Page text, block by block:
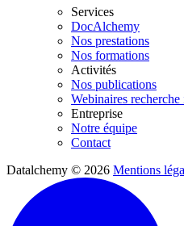
Services
DocAlchemy
Nos prestations
Nos formations
Activités
Nos publications
Webinaires recherche
Entreprise
Notre équipe
Contact
Datalchemy © 2026 Mentions